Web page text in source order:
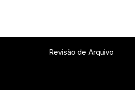
Revisão de Arquivo